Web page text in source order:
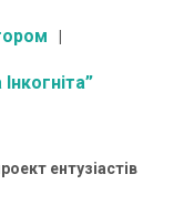
ентузіастів